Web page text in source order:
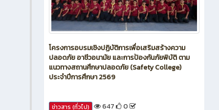
โครงการอบรมเชิงปฏิบัติการเพื่อเสริมสร้างความ
ปลอดภัย อาชีวอนามัย และการป้องกันภัยพิบัติ ตาม
แนวทางสถานศึกษาปลอดภัย (Safety College)